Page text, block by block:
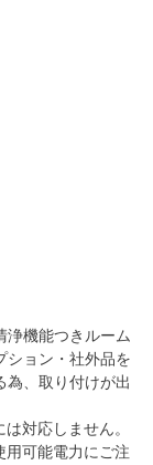
機能つきルーム
ション・社外品を
為、取り付けが出
対応しません。
可能電力にご注